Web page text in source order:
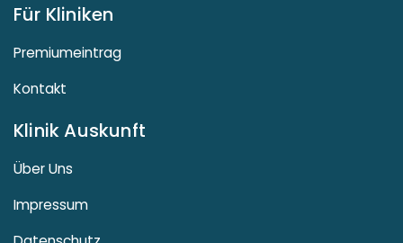
Für Kliniken
Premiumeintrag
Kontakt
Klinik Auskunft
Über Uns
Impressum